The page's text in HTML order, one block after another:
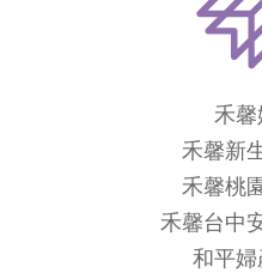
禾馨
禾馨新
禾馨桃
禾馨台中
和平婦